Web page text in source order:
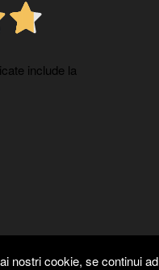
include la
nostri cookie, se continui ad